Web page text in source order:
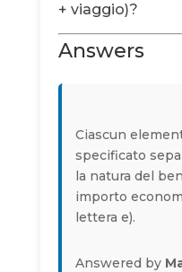
+ viaggio)?
Answers
Ciascun
specificato
la natura del
importo
lettera e).
Answered by